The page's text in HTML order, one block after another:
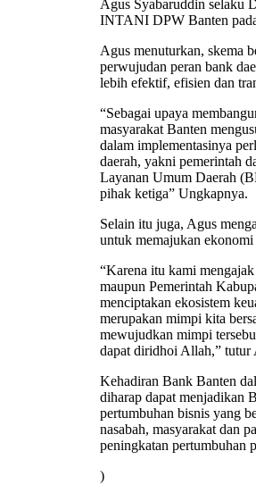
Agus Syabaruddin selaku
INTANI DPW Banten
Agus menuturkan, skema
perwujudan peran bank
lebih efektif, efisien dan
“Sebagai upaya
masyarakat Banten
dalam implementasinya
daerah, yakni pemerintah
Layanan Umum Daerah
pihak ketiga” Ungkapnya.
Selain itu juga, Agus
untuk memajukan ekonomi
“Karena itu kami
maupun Pemerintah
menciptakan ekosistem
merupakan mimpi kita
mewujudkan mimpi
dapat diridhoi Allah,” tutur
Kehadiran Bank Banten
diharap dapat menjadikan
pertumbuhan bisnis yang
nasabah, masyarakat dan
peningkatan pertumbuhan
)